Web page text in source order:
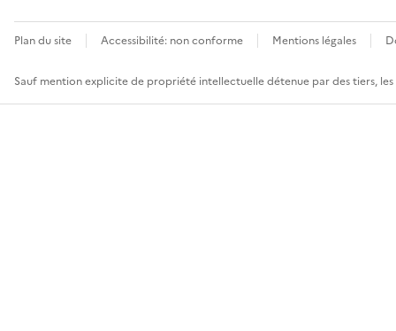
Plan du site Accessibilité: non conforme Mentions légales
Sauf mention explicite de propriété intellectuelle détenue par des tiers,